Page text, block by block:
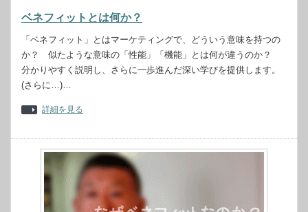
ベネフィットとは何か？
「ベネフィット」とはマーケティングで、どういう意味を持つの
か？ 似たような意味の「性能」「機能」とは何が違うのか？
分かりやすく説明し、さらに一歩進んだ深い学びを提供します。
(さらに…)…
詳細を見る